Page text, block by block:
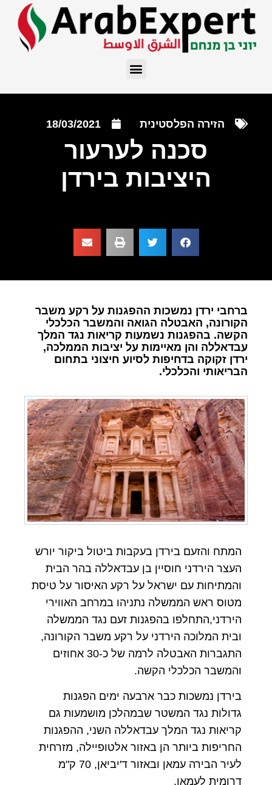
הזירה הפלסטינית 18/03/2021
סכנה לערעור
היציבות בירדן
ברחבי ירדן נמשכות ההפגנות על רקע משבר
הקורונה, האבטלה הגואה והמשבר הכלכלי
הקשה. בהפגנות נשמעות קריאות נגד המלך
עבדאללה והן מאיימות על יציבות הממלכה,
ירדן זקוקה בדחיפות לסיוע חיצוני בתחום
הבריאותי והכלכלי.
המתח והזעם בירדן בעקבות ביטול ביקור יורש
העצר הירדני חוסיין בן עבדאללה בהר הבית
והמתיחות עם ישראל על רקע האיסור על טיסת
מטוס ראש הממשלה נתניהו במרחב האווירי
הירדני,התחלפו בהפגנות זעם נגד הממשלה
ובית המלוכה הירדני על רקע משבר הקורונה,
התגברות האבטלה לרמה של כ-30 אחוזים
והמשבר הכלכלי הקשה.
בירדן נמשכות כבר ארבעה ימים הפגנות
גדולות נגד המשטר שבמהלכן מושמעות גם
קריאות נגד המלך עבדאללה השני, ההפגנות
החריפות ביותר הן באזור אלטופיילה, מזרחית
לעיר הבירה עמאן ובאזור ד'יביאן, 70 ק"מ
דרומית לעמאן.